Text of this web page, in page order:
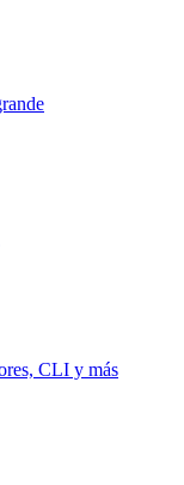
CLI y más